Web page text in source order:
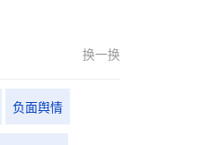
换一换
负面舆情